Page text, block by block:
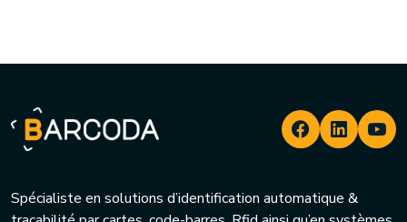
Spécialiste en solutions d’identification automatique &